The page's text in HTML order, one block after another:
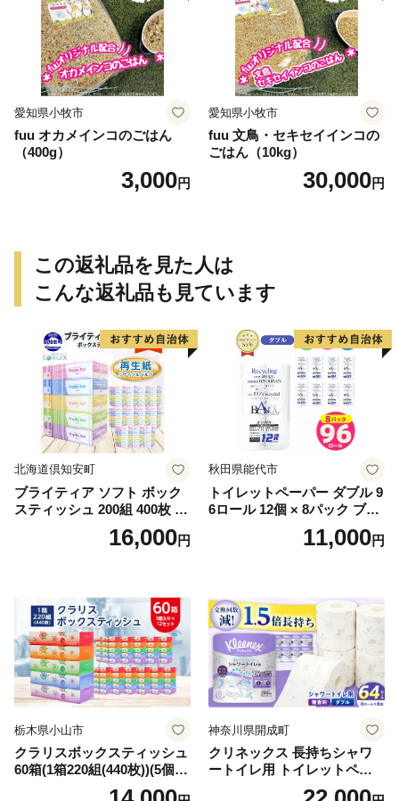
愛知県小牧市
fuu オカメインコのごはん
（400g）
3,000円
愛知県小牧市
fuu 文鳥・セキセイインコの
ごはん（10kg）
30,000円
この返礼品を見た人は
こんな返礼品も見ています
北海道倶知安町
ブライティア ソフト ボック
スティッシュ 200組 400枚 60
箱 日本製 まとめ買い ティッ
シュ リサイクル 長持 防災 常
倶知安町 日用品
16,000円
秋田県能代市
トイレットペーパー ダブル 9
6ロール 12個 × 8パック ブラ
ンカ 再生紙 100％ 芯あり 日
用品 消耗品 無香料 生活用品
11,000円
栃木県小山市
クラリスボックスティッシュ
60箱(1箱220組(440枚))(5個入
り×12セット)【1256759】
神奈川県開成町
クリネックス 長持ちシャワ
ートイレ用 トイレットペー
パー（ダブル）64ロール(8ロ